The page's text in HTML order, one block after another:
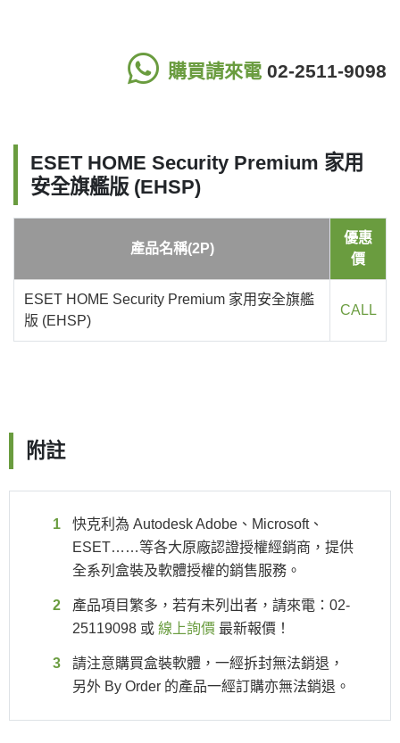
購買請來電 02-2511-9098
ESET HOME Security Premium 家用
安全旗艦版 (EHSP)
產品名稱(2P)
優惠
價
ESET HOME Security Premium 家用安全旗艦
版 (EHSP)
CALL
附註
快克利為 Autodesk Adobe、Microsoft、
ESET……等各大原廠認證授權經銷商，提供
全系列盒裝及軟體授權的銷售服務。
產品項目繁多，若有未列出者，請來電：02-
25119098 或 線上詢價 最新報價！
請注意購買盒裝軟體，一經拆封無法銷退，
另外 By Order 的產品一經訂購亦無法銷退。